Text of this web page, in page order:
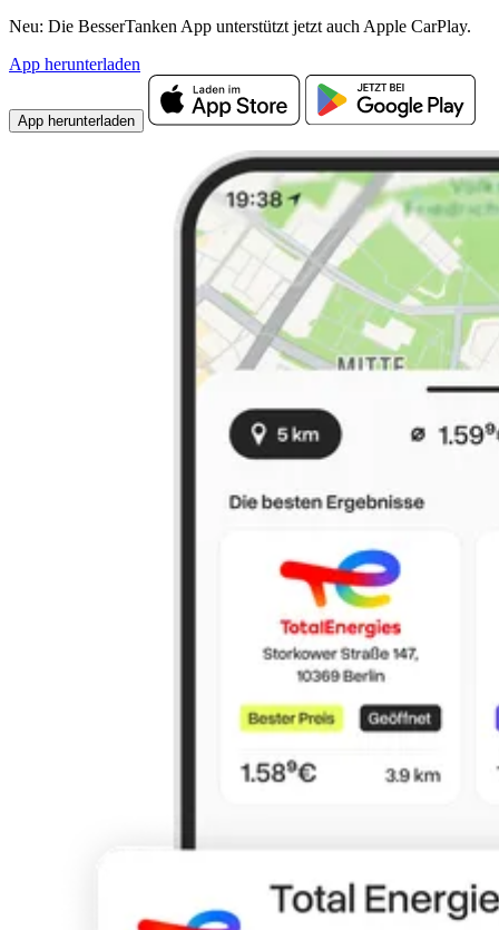
Neu: Die BesserTanken App unterstützt jetzt auch Apple CarPlay.
App herunterladen
App herunterladen